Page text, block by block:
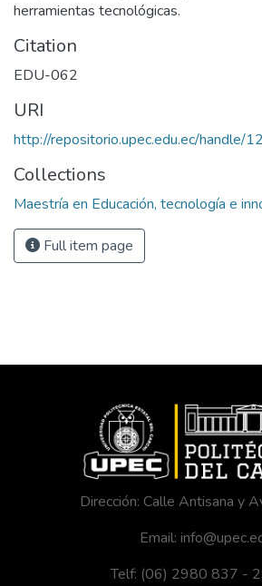
herramientas tecnológicas.
Citation
EDU-062
URI
http://repositorio.upec.edu.ec/
Collections
Maestría en Educación, tecnología e
Full item page
Dirección: Calle Antisana y
Email:
Telf: (06) 2980 837 -